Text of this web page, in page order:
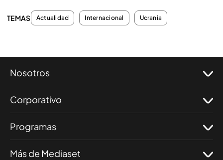
TEMAS Actualidad Internacional Ucrania
Nosotros
Corporativo
Programas
Más de Mediaset